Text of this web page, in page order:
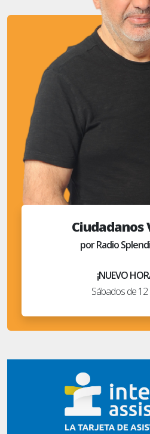
Ciudadanos
por Radio
¡NUEVO
Sábados de 12